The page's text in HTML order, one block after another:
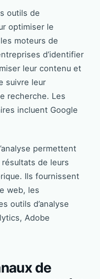
outils de
optimiser le
moteurs de
d’identifier
leur contenu et
suivre leur
recherche. Les
incluent Google
permettent
de leurs
Ils fournissent
web, les
outils d’analyse
Adobe
de